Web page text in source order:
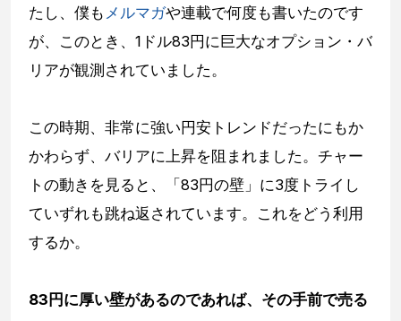
たし、僕も メルマガや連載で何度も書いたのです
が、このとき、1ドル83円に巨大なオプション・バ
リアが観測されていました。
この時期、非常に強い円安トレンドだったにもか
かわらず、バリアに上昇を阻まれました。チャー
トの動きを見ると、「83円の壁」に3度トライし
ていずれも跳ね返されています。これをどう利用
するか。
83円に厚い壁があるのであれば、その手前で売る